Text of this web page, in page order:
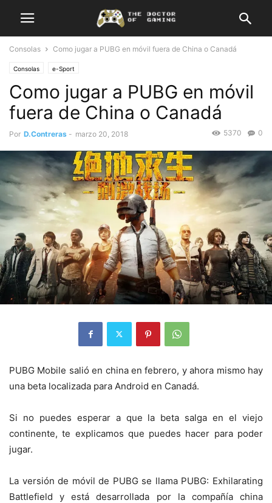
Consolas Como jugar a PUBG en móvil fuera de China o Canadá
Consolas e-Sport
Como jugar a PUBG en móvil
fuera de China o Canadá
Por D.Contreras - marzo 20, 2018 0
5370
PUBG Mobile salió en china en febrero, y ahora mismo hay
una beta localizada para Android en Canadá.
Si no puedes esperar a que la beta salga en el viejo
continente, te explicamos que puedes hacer para poder
jugar.
La versión de móvil de PUBG se llama PUBG: Exhilarating
Battlefield y está desarrollada por la compañía china